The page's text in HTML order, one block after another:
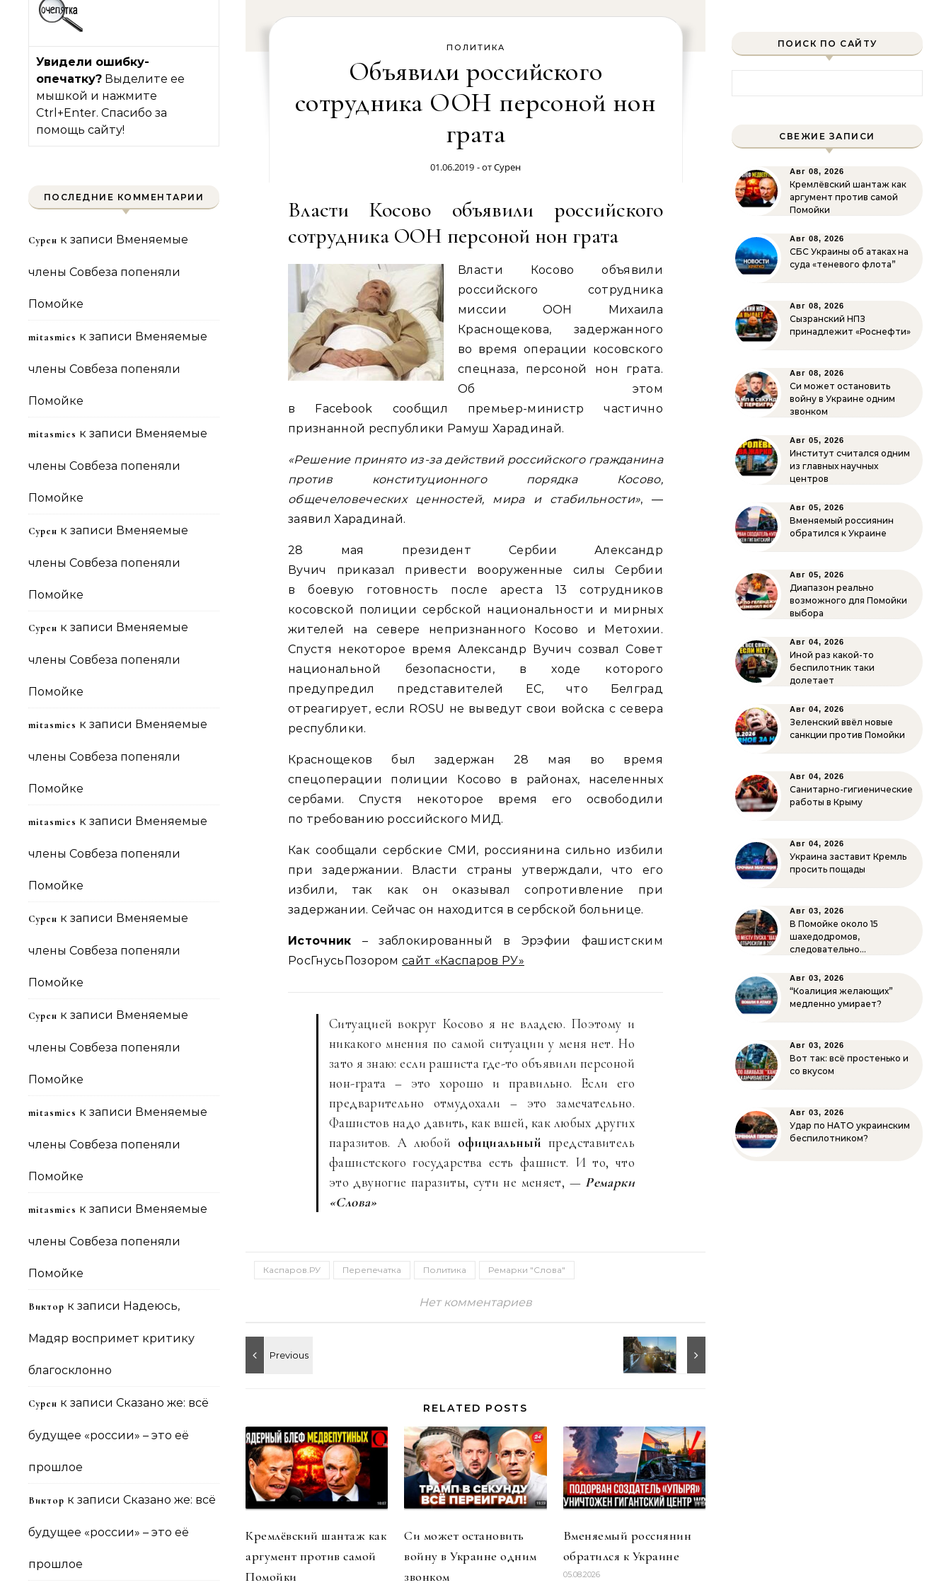
Увидели ошибку-
опечатку? Выделите ее
мышкой и нажмите
Ctrl+Enter. Спасибо за
помощь сайту!
ПОСЛЕДНИЕ КОММЕНТАРИИ
Сурен к записи Вменяемые
члены Совбеза попеняли
Помойке
mitasmies к записи Вменяемые
члены Совбеза попеняли
Помойке
mitasmies к записи Вменяемые
члены Совбеза попеняли
Помойке
Сурен к записи Вменяемые
члены Совбеза попеняли
Помойке
Сурен к записи Вменяемые
члены Совбеза попеняли
Помойке
mitasmies к записи Вменяемые
члены Совбеза попеняли
Помойке
mitasmies к записи Вменяемые
члены Совбеза попеняли
Помойке
Сурен к записи Вменяемые
члены Совбеза попеняли
Помойке
Сурен к записи Вменяемые
члены Совбеза попеняли
Помойке
mitasmies к записи Вменяемые
члены Совбеза попеняли
Помойке
mitasmies к записи Вменяемые
члены Совбеза попеняли
Помойке
Виктор к записи Надеюсь,
Мадяр воспримет критику
благосклонно
Сурен к записи Сказано же: всё
будущее «россии» – это её
прошлое
Виктор к записи Сказано же: всё
будущее «россии» – это её
прошлое
ПОЛИТИКА
Объявили российского
сотрудника ООН персоной нон
грата
01.06.2019 - отСурен
Власти Косово объявили российского
сотрудника ООН персоной нон грата
Власти Косово объявили
российского сотрудника
миссии ООН Михаила
Краснощекова, задержанного
во время операции косовского
спецназа, персоной нон грата.
Об этом
в Facebook сообщил премьер-министр частично
признанной республики Рамуш Харадинай.
«Решение принято из-за действий российского гражданина
против конституционного порядка Косово,
общечеловеческих ценностей, мира и стабильности», —
заявил Харадинай.
28 мая президент Сербии Александр
Вучич приказал привести вооруженные силы Сербии
в боевую готовность после ареста 13 сотрудников
косовской полиции сербской национальности и мирных
жителей на севере непризнанного Косово и Метохии.
Спустя некоторое время Александр Вучич созвал Совет
национальной безопасности, в ходе которого
предупредил представителей ЕС, что Белград
отреагирует, если ROSU не выведут свои войска с севера
республики.
Краснощеков был задержан 28 мая во время
спецоперации полиции Косово в районах, населенных
сербами. Спустя некоторое время его освободили
по требованию российского МИД.
Как сообщали сербские СМИ, россиянина сильно избили
при задержании. Власти страны утверждали, что его
избили, так как он оказывал сопротивление при
задержании. Сейчас он находится в сербской больнице.
Источник – заблокированный в Эрэфии фашистским
РосГнусьПозоромсайт «Каспаров РУ»
Ситуацией вокруг Косово я не владею. Поэтому и
никакого мнения по самой ситуации у меня нет. Но
зато я знаю: если рашиста где-то объявили персоной
нон-грата – это хорошо и правильно. Если его
предварительно отмудохали – это замечательно.
Фашистов надо давить, как вшей, как любых других
паразитов. А любой официальный представитель
фашистского государства есть фашист. И то, что
это двуногие паразиты, сути не меняет, — Ремарки
«Слова»
Каспаров.РУ Перепечатка Политика Ремарки "Слова"
Нет комментариев
RELATED POSTS
Кремлёвский шантаж как
аргумент против самой
Помойки
Си может остановить
войну в Украине одним
звонком
Вменяемый россиянин
обратился к Украине
05.08.2026
ПОИСК ПО САЙТУ
СВЕЖИЕ ЗАПИСИ
Авг 08, 2026
Кремлёвский шантаж как
аргумент против самой
Помойки
Авг 08, 2026
СБС Украины об атаках на
суда «теневого флота”
Авг 08, 2026
Сызранский НПЗ
принадлежит «Роснефти»
Авг 08, 2026
Си может остановить
войну в Украине одним
звонком
Авг 05, 2026
Институт считался одним
из главных научных
центров
Авг 05, 2026
Вменяемый россиянин
обратился к Украине
Авг 05, 2026
Диапазон реально
возможного для Помойки
выбора
Авг 04, 2026
Иной раз какой-то
беспилотник таки
долетает
Авг 04, 2026
Зеленский ввёл новые
санкции против Помойки
Авг 04, 2026
Санитарно-гигиенические
работы в Крыму
Авг 04, 2026
Украина заставит Кремль
просить пощады
Авг 03, 2026
В Помойке около 15
шахедодромов,
следовательно…
Авг 03, 2026
“Коалиция желающих”
медленно умирает?
Авг 03, 2026
Вот так: всё простенько и
со вкусом
Авг 03, 2026
Удар по НАТО украинским
беспилотником?